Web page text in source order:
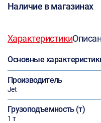
Наличие в магазинах
Характеристики
Основные
Производитель
Jet
Грузоподъемность (т)
1 т